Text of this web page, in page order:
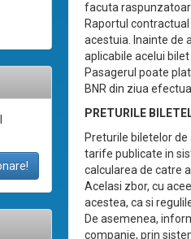
facuta
Raportul
acestuia. Inainte de
aplicabile acelui
Pasagerul poate
BNR din ziua
PRETURILE
Preturile biletelor
tarife publicate in
calcularea de catre
Acelasi zbor, cu
acestea, ca si
De asemenea,
companie, prin